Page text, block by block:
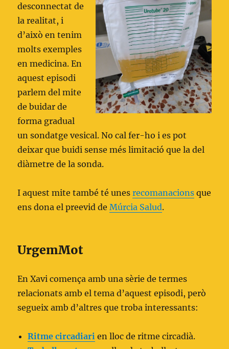
desconnectat de
la realitat, i
d’això en tenim
molts exemples
en medicina. En
aquest episodi
parlem del mite
de buidar de
forma gradual
un sondatge vesical. No cal fer-ho i es pot
deixar que buidi sense més limitació que la del
diàmetre de la sonda.
I aquest mite també té unesrecomanacions que
ens dona el preevid deMúrcia Salud.
UrgemMot
En Xavi comença amb una sèrie de termes
relacionats amb el tema d’aquest episodi, però
segueix amb d’altres que troba interessants:
Ritme circadiari en lloc de ritme circadià.